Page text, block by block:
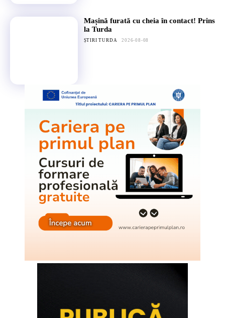
Mașină furată cu cheia în contact! Prins
la Turda
ȘTIRI TURDA 2026-08-08